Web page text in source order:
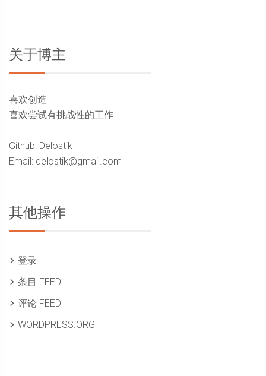
关于博主
喜欢创造
喜欢尝试有挑战性的工作
Github: Delostik
Email: delostik@gmail.com
其他操作
登录
条目 FEED
评论 FEED
WORDPRESS.ORG